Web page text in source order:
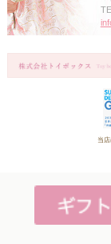
当